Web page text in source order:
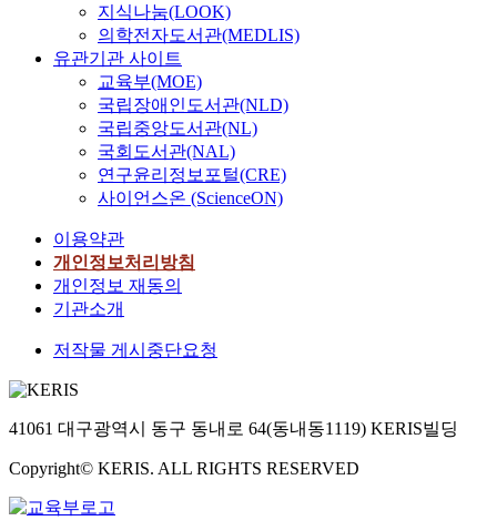
지식나눔(LOOK)
의학전자도서관(MEDLIS)
유관기관 사이트
교육부(MOE)
국립장애인도서관(NLD)
국립중앙도서관(NL)
국회도서관(NAL)
연구윤리정보포털(CRE)
사이언스온 (ScienceON)
이용약관
개인정보처리방침
개인정보 재동의
기관소개
저작물 게시중단요청
41061 대구광역시 동구 동내로 64(동내동1119) KERIS빌딩
Copyright© KERIS. ALL RIGHTS RESERVED